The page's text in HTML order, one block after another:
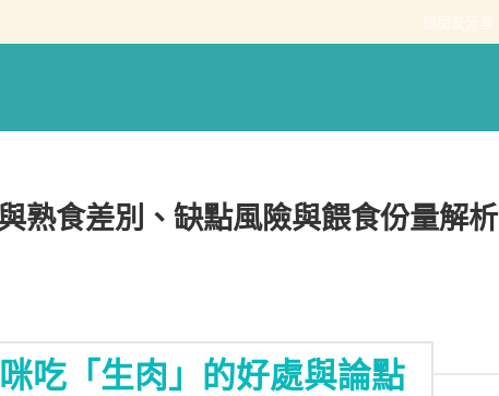
熟食差別、缺點風險與餵食份量解析
吃「生肉」的好處與論點